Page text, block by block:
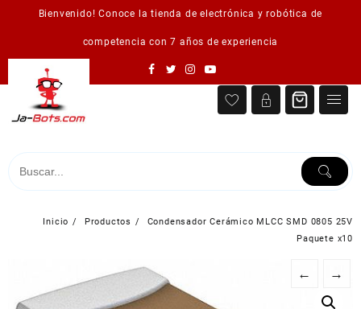
Bienvenido! Conoce la tienda de electrónica y robótica de
competencia con 7 años de experiencia
Inicio Productos
Condensador Cerámico MLCC SMD 0805 25V
Paquete x10
← →